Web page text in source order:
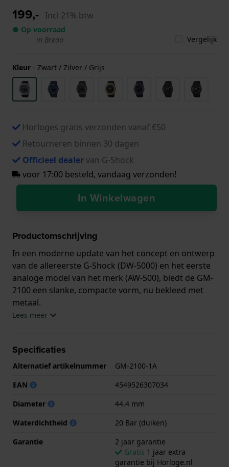
199,- Incl 21% btw
● Op voorraad
in Breda
Vergelijk
Kleur - Zwart / Zilver / Grijs
Horloges gratis verzonden vanaf €50
Retourneren binnen 30 dagen
Officieel dealervan G-Shock
voor 17:00 besteld, vandaag verzonden!
In Winkelwagen
Productomschrijving
In een moderne update van het concept en ontwerp
van de allereerste G-Shock (DW-5000) en het eerste
analoge model van het merk (AW-500), biedt de GM-
2100 een slanke, compacte vorm, nu bekleed met
metaal.
44.4 mm en is voorzien van een Kunsthars band. In
is afgewerkt met Mineraalglas.
geschikt is om mee te duiken. Verder wordt het
horloge geleverd met 2 jaar garantie.
.
Lees meer
Specificaties
Alternatief artikelnummer
GM-2100-1A
EAN
4549526307034
Diameter
44.4 mm
Waterdichtheid
20 Bar (duiken)
Garantie
2 jaar garantie
Gratis 1 jaar extra
garantie bij Horloge.nl